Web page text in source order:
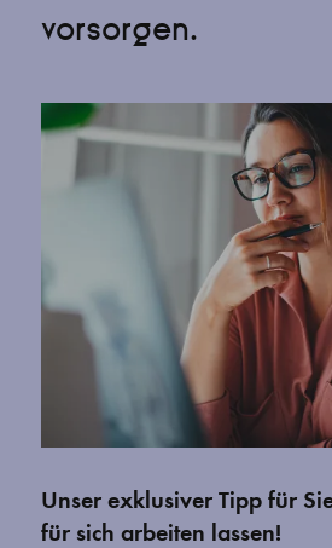
vorsorgen.
Unser exklusiver Tipp für
für sich arbeiten lassen!